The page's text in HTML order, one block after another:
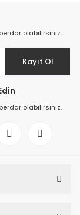
olabilirsiniz.
Kayıt Ol
olabilirsiniz.